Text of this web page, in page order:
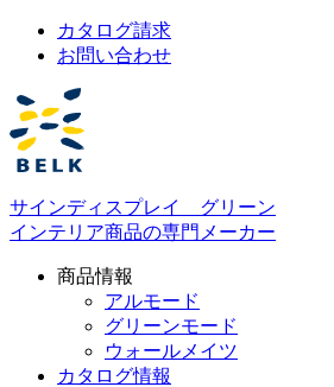
カタログ請求
お問い合わせ
サインディスプレイ グリーン
インテリア商品の専門メーカー
商品情報
アルモード
グリーンモード
ウォールメイツ
カタログ情報